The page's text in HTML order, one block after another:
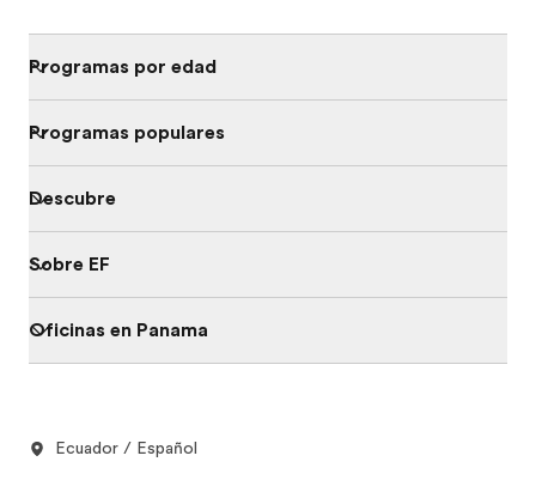
Programas por edad
Programas populares
Descubre
Sobre EF
Oficinas en Panama
Ecuador / Español